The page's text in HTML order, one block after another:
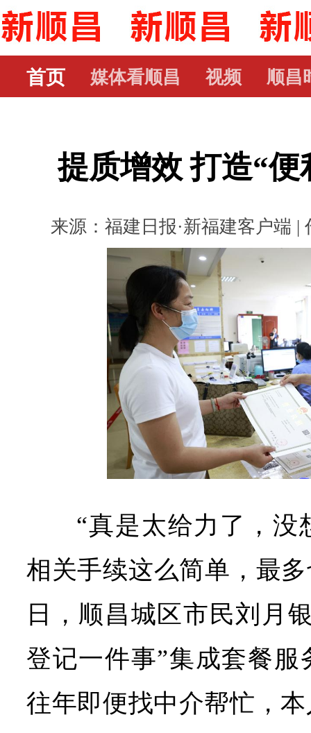
首页 媒体看顺昌 视频 顺昌
提质增效 打造“
来源：福建日报·新福建客户端 |
“真是太给力了，没
相关手续这么简单，最
日，顺昌城区市民刘月
登记一件事”集成套餐
往年即便找中介帮忙，